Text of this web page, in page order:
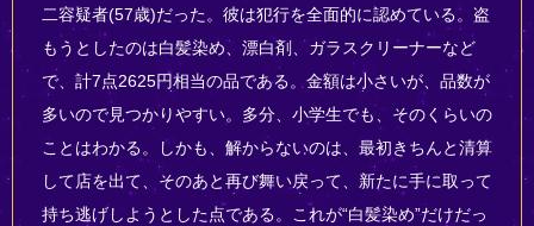
二容疑者(57歳)だった。彼は犯行を全面的に認めている。盗
もうとしたのは白髪染め、漂白剤、ガラスクリーナーなど
で、計7点2625円相当の品である。金額は小さいが、品数が
多いので見つかりやすい。多分、小学生でも、そのくらいの
ことはわかる。しかも、解からないのは、最初きちんと清算
して店を出て、そのあと再び舞い戻って、新たに手に取って
持ち逃げしようとした点である。これが“白髪染め”だけだっ